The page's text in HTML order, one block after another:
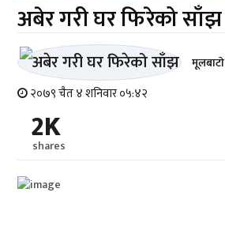
अबेर गरी घर फिरेको साँझ
मूलबाटाे
२०७९ चैत ४ शनिवार ०५:४२
2K
shares